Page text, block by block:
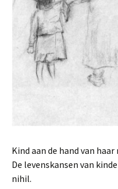
Kind aan de hand van haar
De levenskansen van
nihil.